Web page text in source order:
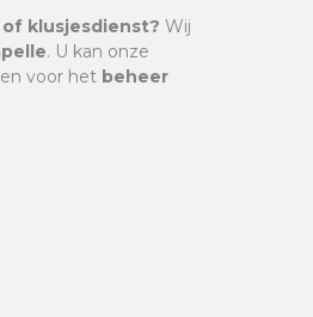
klusjesdienst? Wij
. U kan onze
voor het beheer